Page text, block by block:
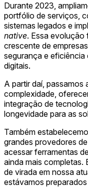
Durante 2023,
portfólio de serviços,
sistemas legados e
native. Essa evolução
crescente de
segurança e
digitais.
A partir daí, passamos
complexidade,
integração de
longevidade para as
Também
grandes provedores
acessar ferramentas
ainda mais completas.
de virada em nossa
estávamos